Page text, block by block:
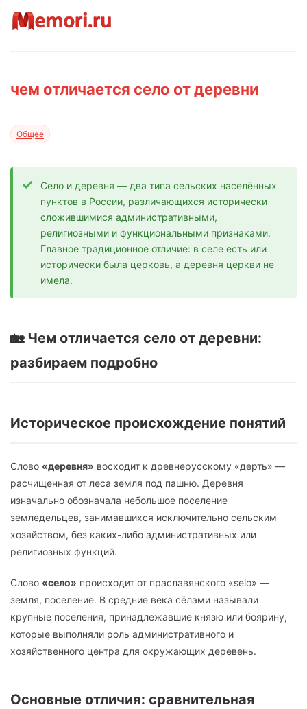
чем отличается село от деревни
Общее
Село и деревня — два типа сельских населённых
пунктов в России, различающихся исторически
сложившимися административными,
религиозными и функциональными признаками.
Главное традиционное отличие: в селе есть или
исторически была церковь, а деревня церкви не
имела.
🏡 Чем отличается село от деревни:
разбираем подробно
Историческое происхождение понятий
Слово «деревня» восходит к древнерусскому «дерть» —
расчищенная от леса земля под пашню. Деревня
изначально обозначала небольшое поселение
земледельцев, занимавшихся исключительно сельским
хозяйством, без каких-либо административных или
религиозных функций.
Слово «село» происходит от праславянского «selo» —
земля, поселение. В средние века сёлами называли
крупные поселения, принадлежавшие князю или боярину,
которые выполняли роль административного и
хозяйственного центра для окружающих деревень.
Основные отличия: сравнительная